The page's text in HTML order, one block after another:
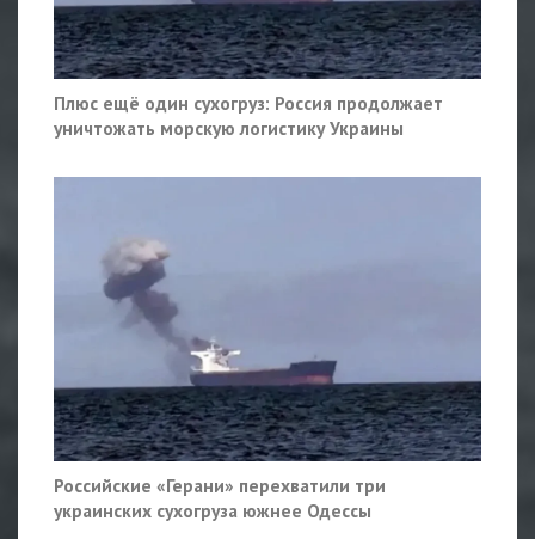
Плюс ещё один сухогруз: Россия продолжает
уничтожать морскую логистику Украины
Российские «Герани» перехватили три
украинских сухогруза южнее Одессы